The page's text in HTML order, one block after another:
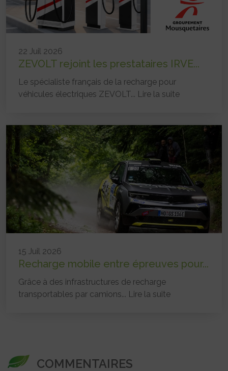
22 Juil 2026
ZEVOLT rejoint les prestataires IRVE...
Le spécialiste français de la recharge pour
véhicules électriques ZEVOLT... Lire la suite
15 Juil 2026
Recharge mobile entre épreuves pour...
Grâce à des infrastructures de recharge
transportables par camions... Lire la suite
COMMENTAIRES